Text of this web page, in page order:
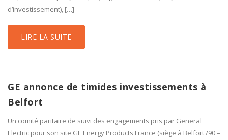
d’investissement), […]
LIRE LA SUITE
GE annonce de timides investissements à
Belfort
Un comité paritaire de suivi des engagements pris par General
Electric pour son site GE Energy Products France (siège à Belfort /90 –